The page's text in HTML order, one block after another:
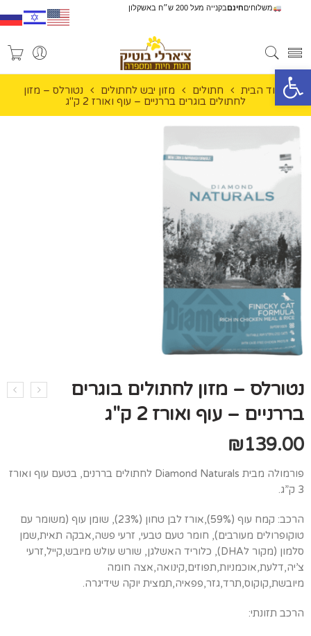
פתח סרגל נגישות
משלוחיםחינםבקנייה מעל 200 ש״ח באשקלון
עמוד הבית חתולים מזון יבש לחתולים
נטורלס – מזון
לחתולים בוגרים בררניים – עוף ואורז 2 ק"ג
נטורלס – מזון לחתולים בוגרים
בררניים – עוף ואורז 2 ק"ג
₪139.00
פורמולה מבית Diamond Naturals לחתולים בררנים, בטעם עוף ואורז
3 ק”ג.
הרכב: קמח עוף (59%),אורז לבן טחון (23%), שומן עוף (משומר עם
טוקופרולים מעורבים), חומר טעם טבעי, זרעי פשה,אבקה תאית,שמן
סלמון (מקור לDHA), כלוריד האשלגן, שורש עולש מיובש,קייל,זרעי
צ’יה,דלעת,אוכמניות,תפוזים,קינואה,אצה חומה
מיובשת,קוקוס,תרד,גזר,פפאיה,תמצית יוקה שידיגרה.
הרכב תזונתי: